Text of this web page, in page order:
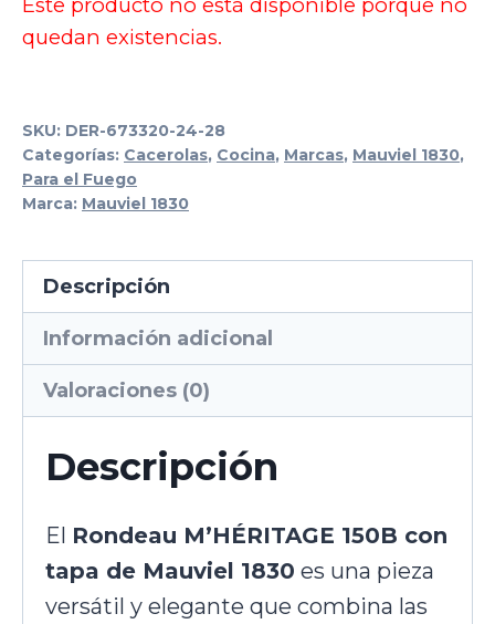
Este producto no está disponible porque no
quedan existencias.
SKU: DER-673320-24-28
Categorías: Cacerolas, Cocina, Marcas, Mauviel 1830,
Para el Fuego
Marca: Mauviel 1830
Descripción
Información adicional
Valoraciones (0)
Descripción
El Rondeau M’HÉRITAGE 150B con
tapa de Mauviel 1830 es una pieza
versátil y elegante que combina las